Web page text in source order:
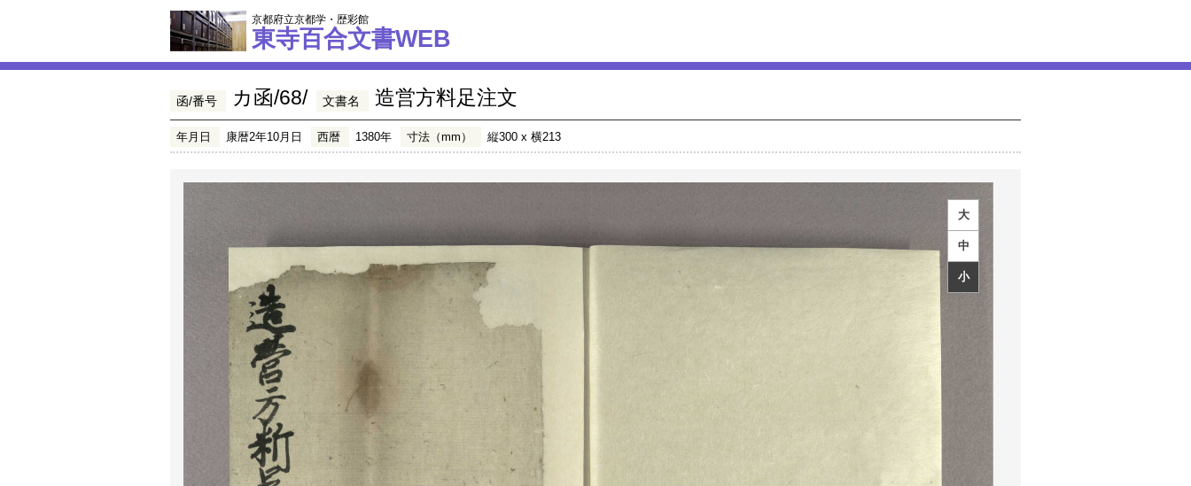
京都府立京都学・歴彩館
東寺百合文書WEB
函/番号 カ函/68/ 文書名 造営方料足注文
年月日 康暦2年10月日 西暦 1380年 寸法（mm） 縦300 x 横213
大
中
小